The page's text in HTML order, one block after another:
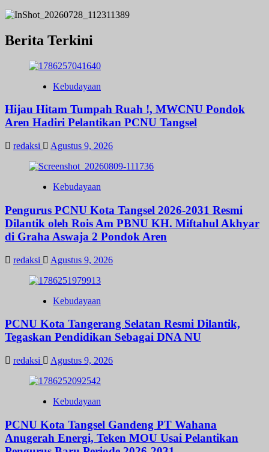
Berita Terkini
Kebudayaan
Hijau Hitam Tumpah Ruah !, MWCNU Pondok
Aren Hadiri Pelantikan PCNU Tangsel
redaksi Agustus 9, 2026
Kebudayaan
Pengurus PCNU Kota Tangsel 2026-2031 Resmi
Dilantik oleh Rois Am PBNU KH. Miftahul Akhyar
di Graha Aswaja 2 Pondok Aren
redaksi Agustus 9, 2026
Kebudayaan
PCNU Kota Tangerang Selatan Resmi Dilantik,
Tegaskan Pendidikan Sebagai DNA NU
redaksi Agustus 9, 2026
Kebudayaan
PCNU Kota Tangsel Gandeng PT Wahana
Anugerah Energi, Teken MOU Usai Pelantikan